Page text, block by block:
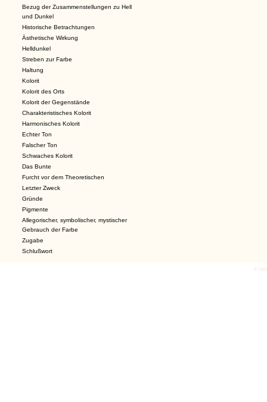
Bezug der Zusammenstellungen zu Hell
und Dunkel
Historische Betrachtungen
Ästhetische Wirkung
Helldunkel
Streben zur Farbe
Haltung
Kolorit
Kolorit des Orts
Kolorit der Gegenstände
Charakteristisches Kolorit
Harmonisches Kolorit
Echter Ton
Falscher Ton
Schwaches Kolorit
Das Bunte
Furcht vor dem Theoretischen
Letzter Zweck
Gründe
Pigmente
Allegorischer, symbolischer, mystischer
Gebrauch der Farbe
Zugabe
Schlußwort
©